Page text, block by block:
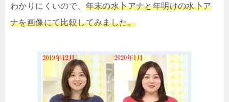
わかりにくいので、 年末の水卜アナと年明けの水卜ア
ナを画像にて比較してみました。